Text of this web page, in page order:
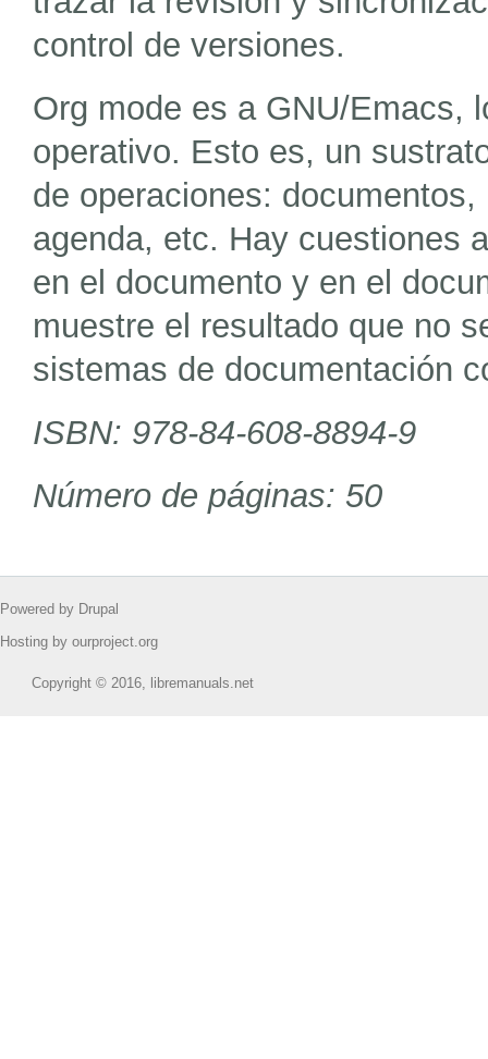
control de versiones.
Org mode es a GNU/Emacs,
operativo. Esto es, un
de operaciones:
agenda, etc. Hay cuestiones
en el documento y en el
muestre el resultado que no
sistemas de documentación
ISBN: 978-84-608-8894-9
Número de páginas: 50
Powered by Drupal
Hosting by ourproject.org
Copyright © 2016, libremanuals.net